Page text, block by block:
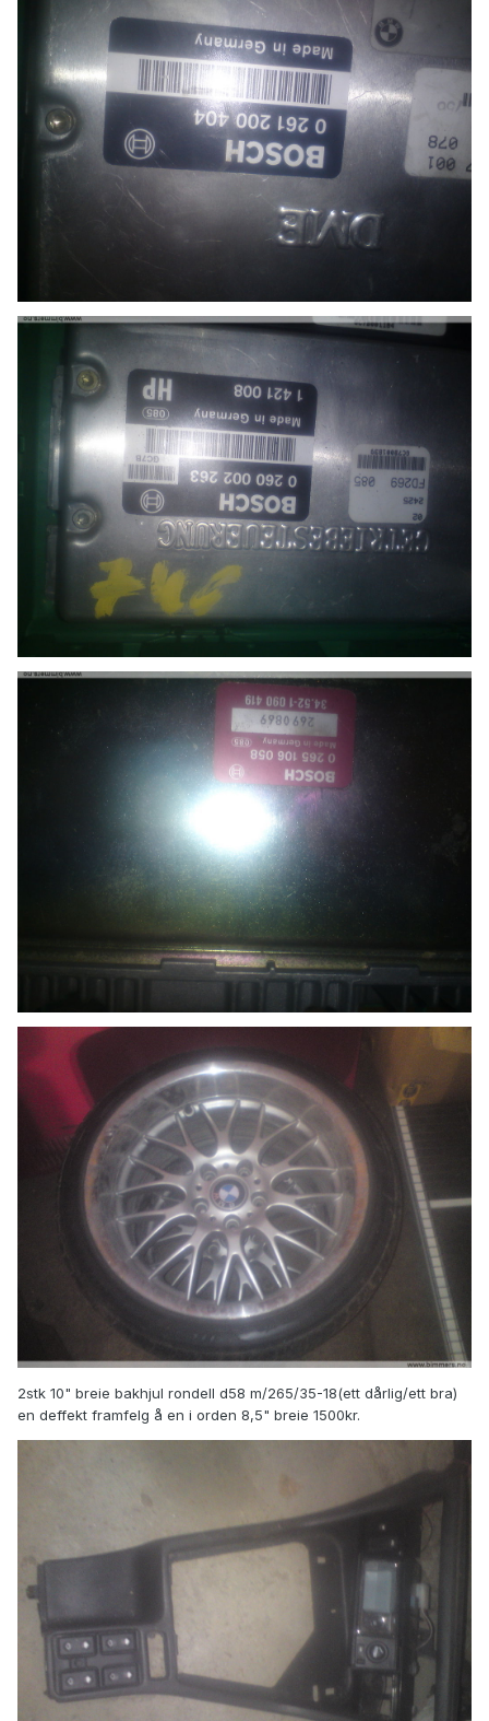
2stk 10" breie bakhjul rondell d58 m/265/35-18(ett dårlig/ett bra)
en deffekt framfelg å en i orden 8,5" breie 1500kr.